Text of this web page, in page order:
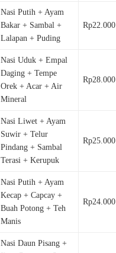
Nasi Putih + Ayam
Bakar + Sambal +
Lalapan + Puding
Rp22.000
Nasi Uduk + Empal
Daging + Tempe
Orek + Acar + Air
Mineral
Rp28.000
Nasi Liwet + Ayam
Suwir + Telur
Pindang + Sambal
Terasi + Kerupuk
Rp25.000
Nasi Putih + Ayam
Kecap + Capcay +
Buah Potong + Teh
Manis
Rp24.000
Nasi Daun Pisang +